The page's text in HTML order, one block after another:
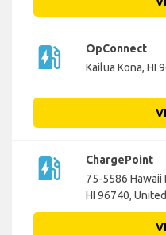
ev_station
OpConnect
Kailua Kona, HI
ev_station
ChargePoint
75-5586 Hawaii
HI 96740,